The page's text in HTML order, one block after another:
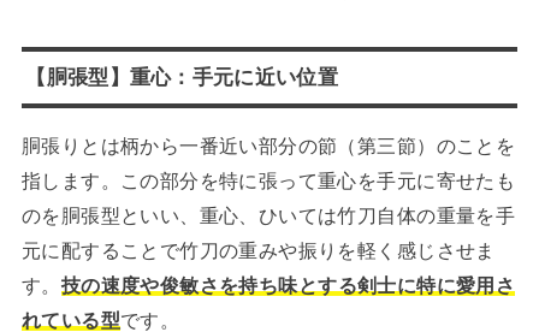
【胴張型】重心：手元に近い位置
胴張りとは柄から一番近い部分の節（第三節）のことを
指します。この部分を特に張って重心を手元に寄せたも
のを胴張型といい、重心、ひいては竹刀自体の重量を手
元に配することで竹刀の重みや振りを軽く感じさせま
す。 技の速度や俊敏さを持ち味とする剣士に特に愛用さ
れている型です。